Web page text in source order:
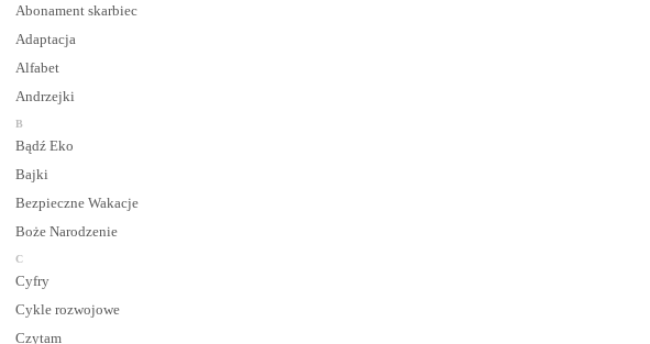
Abonament skarbiec
Adaptacja
Alfabet
Andrzejki
B
Bądź Eko
Bajki
Bezpieczne Wakacje
Boże Narodzenie
C
Cyfry
Cykle rozwojowe
Czytam